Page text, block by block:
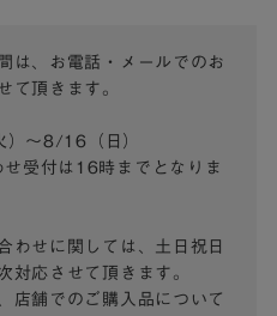
は、お電話・メールでのお
て頂きます。
～8/16（日）
受付は16時までとなりま
わせに関しては、土日祝日
対応させて頂きます。
店舗でのご購入品について